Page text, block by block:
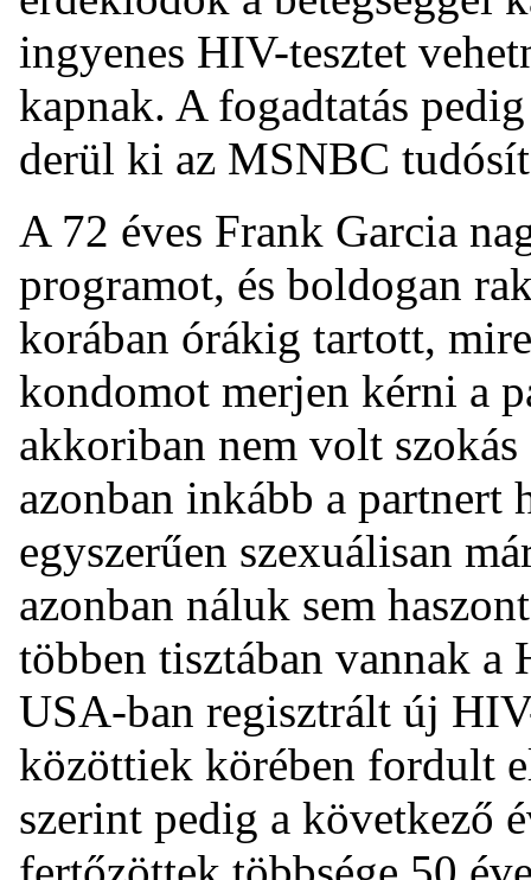
ingyenes HIV-tesztet
kapnak. A fogadtatás
derül ki az MSNBC
A 72 éves Frank Garcia
programot, és boldogan
korában órákig tartott,
kondomot merjen kérni a
akkoriban nem volt
azonban inkább a partnert
egyszerűen szexuálisan
azonban náluk sem
többen tisztában vannak
USA-ban regisztrált új
közöttiek körében fordult
szerint pedig a következő